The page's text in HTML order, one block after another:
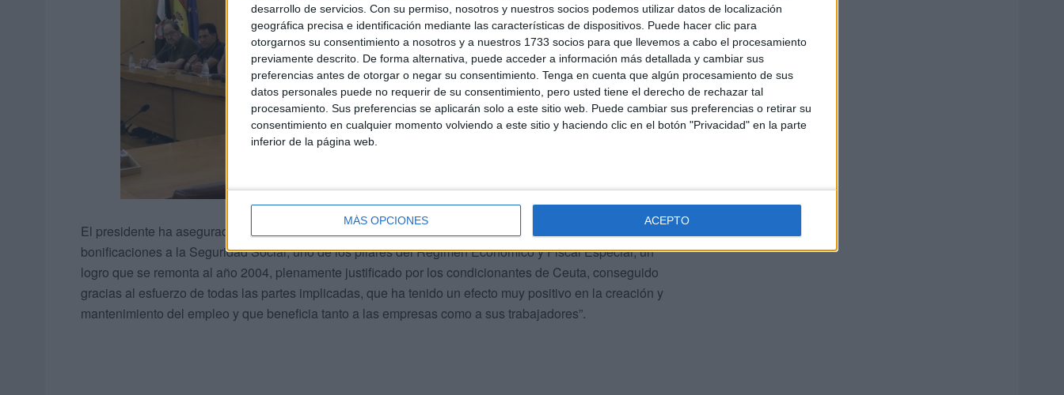
desarrollo de servicios. Con su permiso, nosotros y nuestros socios podemos utilizar datos de localización
geográfica precisa e identificación mediante las características de dispositivos. Puede hacer clic para
otorgarnos su consentimiento a nosotros y a nuestros 1733 socios para que llevemos a cabo el procesamiento
previamente descrito. De forma alternativa, puede acceder a información más detallada y cambiar sus
preferencias antes de otorgar o negar su consentimiento. Tenga en cuenta que algún procesamiento de sus
datos personales puede no requerir de su consentimiento, pero usted tiene el derecho de rechazar tal
procesamiento. Sus preferencias se aplicarán solo a este sitio web. Puede cambiar sus preferencias o retirar su
consentimiento en cualquier momento volviendo a este sitio y haciendo clic en el botón "Privacidad" en la parte
inferior de la página web.
MÁS OPCIONES ACEPTO
El presidente ha asegurado que “se trata de un asunto de capital importancia por ser, el sistema de
bonificaciones a la Seguridad Social, uno de los pilares del Régimen Económico y Fiscal Especial, un
logro que se remonta al año 2004, plenamente justificado por los condicionantes de Ceuta, conseguido
gracias al esfuerzo de todas las partes implicadas, que ha tenido un efecto muy positivo en la creación y
mantenimiento del empleo y que beneficia tanto a las empresas como a sus trabajadores”.